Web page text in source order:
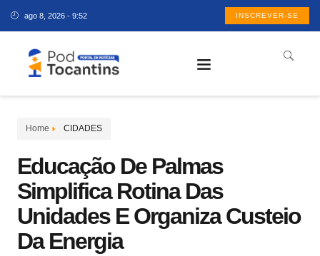
ago 8, 2026 - 9:52 INSCREVER-SE
Home CIDADES
Educação De Palmas
Simplifica Rotina Das
Unidades E Organiza Custeio
Da Energia